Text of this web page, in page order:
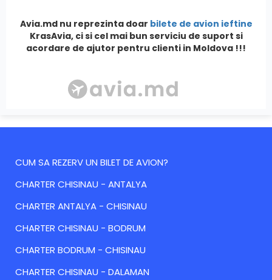
Avia.md nu reprezinta doar bilete de avion ieftine
KrasAvia, ci si cel mai bun serviciu de suport si
acordare de ajutor pentru clienti in Moldova !!!
CUM SA REZERV UN BILET DE AVION?
CHARTER CHISINAU - ANTALYA
CHARTER ANTALYA - CHISINAU
CHARTER CHISINAU - BODRUM
CHARTER BODRUM - CHISINAU
CHARTER CHISINAU - DALAMAN